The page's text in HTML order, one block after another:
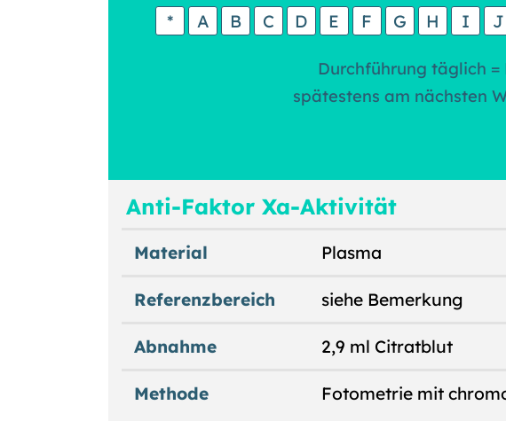
* A B C D E F G H I J
Durchführung täglich =
spätestens am nächsten
Anti-Faktor Xa-Aktivität
Material Plasma
Referenzbereich siehe Bemerkung
Abnahme 2,9 ml Citratblut
Methode Fotometrie mit